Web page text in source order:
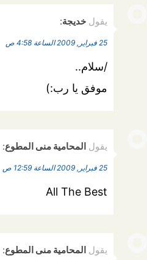
يقول خديجة:
25 فبراير, 2009 الساعة 4:58 ص
/سلام..
موفق يا رب:)
يقول المحامية منى المطوع:
25 فبراير, 2009 الساعة 12:59 ص
All The Best
يقول المحامية منى المطوع: